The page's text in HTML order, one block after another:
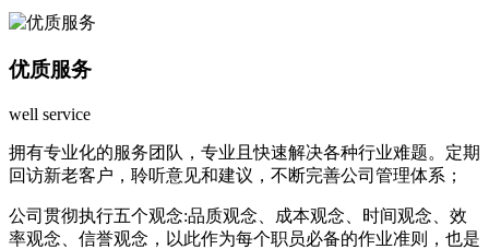
优质服务
well service
拥有专业化的服务团队，专业且快速解决各种行业难题。定期
回访新老客户，聆听意见和建议，不断完善公司管理体系；
公司贯彻执行五个观念:品质观念、成本观念、时间观念、效
率观念、信誉观念，以此作为每个职员必备的作业准则，也是